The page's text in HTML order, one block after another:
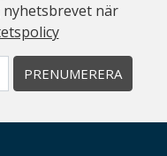
när
PRENUMERERA